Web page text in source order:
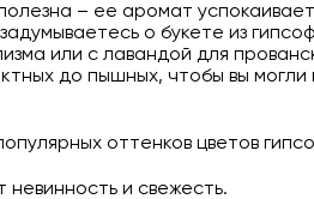
– ее аромат
о букете из
или с лавандой для
до пышных, чтобы вы
оттенков цветов
и свежесть.